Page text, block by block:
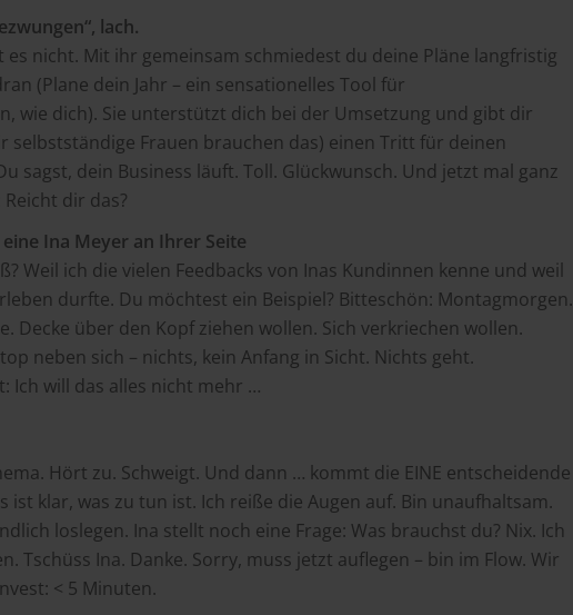
lach.
es nicht. Mit ihr gemeinsam schmiedest du deine Pläne langfristig
(Plane dein Jahr – ein sensationelles Tool für
wie dich). Sie unterstützt dich bei der Umsetzung und gibt dir
selbstständige Frauen brauchen das) einen Tritt für deinen
sagst, dein Business läuft. Toll. Glückwunsch. Und jetzt mal ganz
dir das?
Ina Meyer an Ihrer Seite
Weil ich die vielen Feedbacks von Inas Kundinnen kenne und weil
durfte. Du möchtest ein Beispiel? Bitteschön: Montagmorgen.
Decke über den Kopf ziehen wollen. Sich verkriechen wollen.
neben sich – nichts, kein Anfang in Sicht. Nichts geht.
Ich will das alles nicht mehr …
Hört zu. Schweigt. Und dann … kommt die EINE entscheidende
ist klar, was zu tun ist. Ich reiße die Augen auf. Bin unaufhaltsam.
loslegen. Ina stellt noch eine Frage: Was brauchst du? Nix. Ich
Tschüss Ina. Danke. Sorry, muss jetzt auflegen – bin im Flow. Wir
< 5 Minuten.